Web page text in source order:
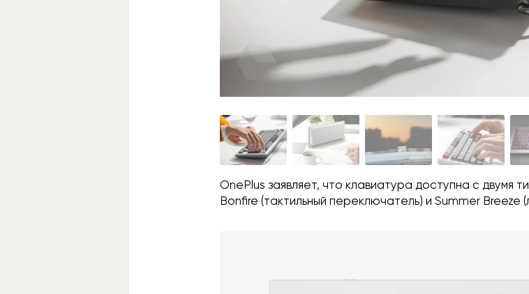
OnePlus заявляет, что клавиатура доступна с двумя
Bonfire (тактильный переключатель) и Summer Breeze